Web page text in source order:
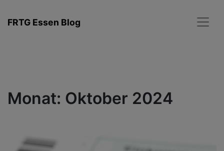
Inhalt
FRTG Essen Blog
Monat: Oktober 2024